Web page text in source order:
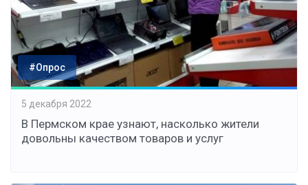
#Опрос
5 декабря 2022
В Пермском крае узнают, насколько жители
довольны качеством товаров и услуг